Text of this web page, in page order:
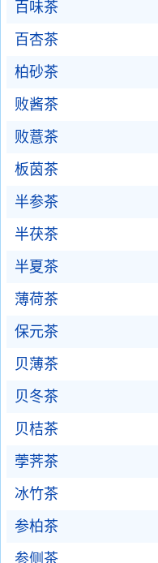
百味茶
百杏茶
柏砂茶
败酱茶
败薏茶
板茵茶
半参茶
半茯茶
半夏茶
薄荷茶
保元茶
贝薄茶
贝冬茶
贝桔茶
荸荠茶
冰竹茶
参柏茶
参侧茶